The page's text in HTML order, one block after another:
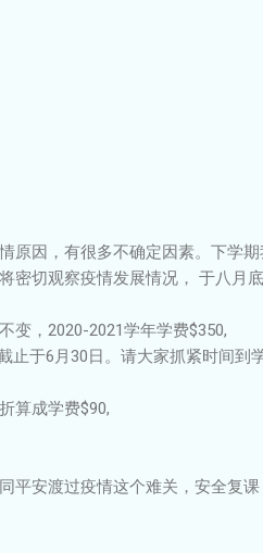
原因，有很多不确定因素。下学
密切观察疫情发展情况， 于八月
变，2020-2021学年学费$350,
止于6月30日。请大家抓紧时间到
算成学费$90,
平安渡过疫情这个难关，安全复课